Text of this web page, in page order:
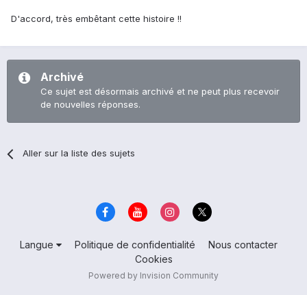
D'accord, très embêtant cette histoire !!
Archivé
Ce sujet est désormais archivé et ne peut plus recevoir
de nouvelles réponses.
Aller sur la liste des sujets
Langue Politique de confidentialité
Nous contacter
Cookies
Powered by Invision Community